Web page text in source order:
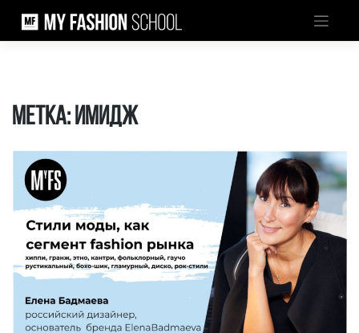
Метка: имидж